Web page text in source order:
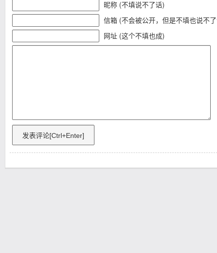
昵称 (不填说不了话)
信箱 (不会被公开，但是不填也说不
网址 (这个不填也成)